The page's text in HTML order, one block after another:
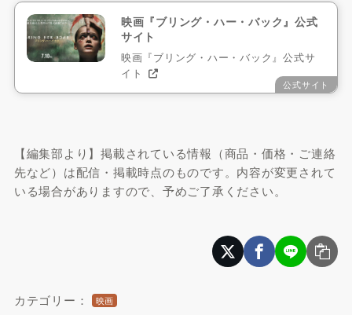
公式サイト
映画『ブリング・ハー・バック』公式
サイト
映画『ブリング・ハー・バック』公式サ
イト
【編集部より】掲載されている情報（商品・価格・ご連絡
先など）は配信・掲載時点のものです。内容が変更されて
いる場合がありますので、予めご了承ください。
カテゴリー： 映画